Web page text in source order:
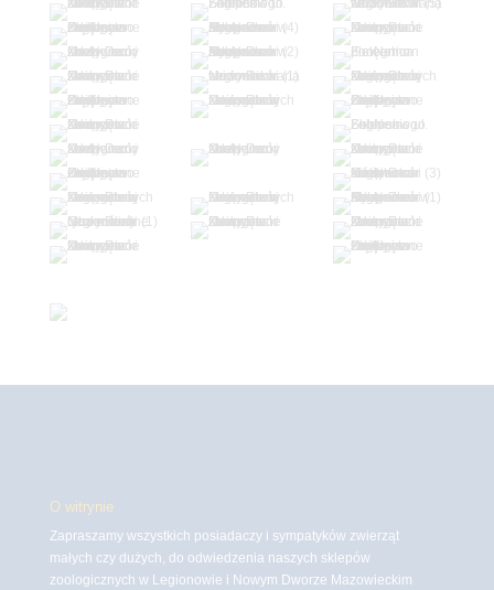
O witrynie
Zapraszamy wszystkich posiadaczy i sympatyków zwierząt
małych czy dużych, do odwiedzenia naszych sklepów
zoologicznych w Legionowie i Nowym Dworze Mazowieckim